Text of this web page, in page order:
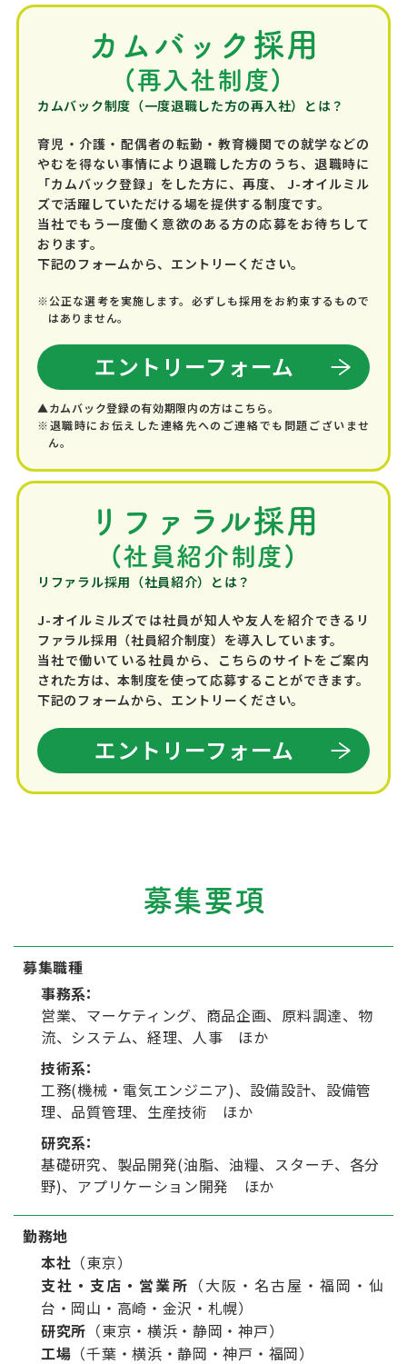
カムバック採用
(再入社制度)
カムバック制度（一度退職した方の再入社）とは？
育児・介護・配偶者の転勤・教育機関での就学などの
やむを得ない事情により退職した方のうち、退職時に
「カムバック登録」をした方に、再度、 J-オイルミル
ズで活躍していただける場を提供する制度です。
当社でもう一度働く意欲のある方の応募をお待ちして
おります。
下記のフォームから、エントリーください。
※公正な選考を実施します。必ずしも採用をお約束するもので
はありません。
エントリーフォーム
▲カムバック登録の有効期限内の方はこちら。
※退職時にお伝えした連絡先へのご連絡でも問題ございませ
ん。
リファラル採用
(社員紹介制度)
リファラル採用（社員紹介）とは？
J-オイルミルズでは社員が知人や友人を紹介できるリ
ファラル採用（社員紹介制度）を導入しています。
当社で働いている社員から、こちらのサイトをご案内
された方は、本制度を使って応募することができます。
下記のフォームから、エントリーください。
エントリーフォーム
募集要項
募集職種
事務系
営業、マーケティング、商品企画、原料調達、物
流、システム、経理、人事 ほか
技術系
工務(機械・電気エンジニア)、設備設計、設備管
理、品質管理、生産技術 ほか
研究系
基礎研究、製品開発(油脂、油糧、スターチ、各分
野)、アプリケーション開発 ほか
勤務地
本社 （東京）
支社・支店・営業所 （大阪・名古屋・福岡・仙
台・岡山・高崎・金沢・札幌）
研究所 （東京・横浜・静岡・神戸）
工場 （千葉・横浜・静岡・神戸・福岡）